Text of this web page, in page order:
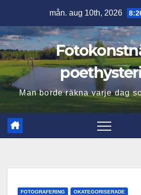
innehåll
mån. aug 10th, 2026
Man borde räkna varje dag
FOTOGRAFERING OKATEGORISERADE